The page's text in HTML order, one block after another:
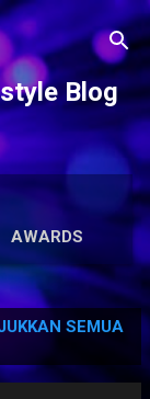
Blog
AWARDS
SOLO
SEMUA